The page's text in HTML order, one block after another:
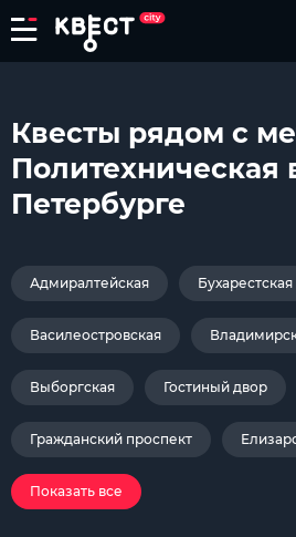
Квесты рядом с
Политехническая
Петербурге
Адмиралтейская Бухарестская
Василеостровская
Выборгская Гостиный двор
Гражданский проспект
Показать все